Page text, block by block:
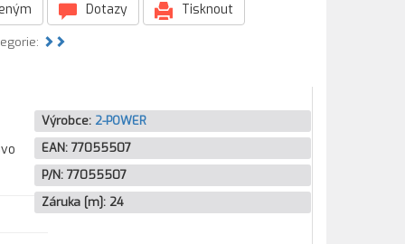
Dotazy Tisknout
Výrobce: 2-POWER
EAN: 77055507
P/N: 77055507
Záruka [m]: 24